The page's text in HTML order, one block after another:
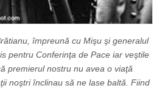
împreună cu Mişu şi generalul
pentru Conferinţa de Pace iar veştile
premierul nostru nu avea o viaţă
noştri înclinau să ne lase baltă. Fiind